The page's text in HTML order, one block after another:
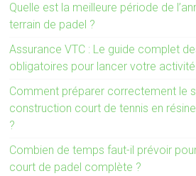
Quelle est la meilleure période de
terrain de padel ?
Assurance VTC : Le guide complet
obligatoires pour lancer votre
Comment préparer correctement le
construction court de tennis en
?
Combien de temps faut-il prévoir
court de padel complète ?